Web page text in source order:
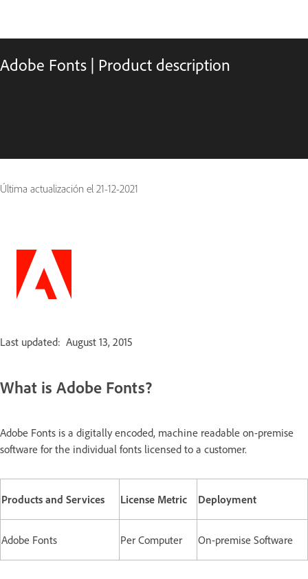
Adobe Fonts | Product description
Última actualización el 21-12-2021
Last updated: August 13, 2015
What is Adobe Fonts?
Adobe Fonts is a digitally encoded, machine readable on-premise
software for the individual fonts licensed to a customer.
Products and Services License Metric Deployment
Adobe Fonts Per Computer On-premise Software